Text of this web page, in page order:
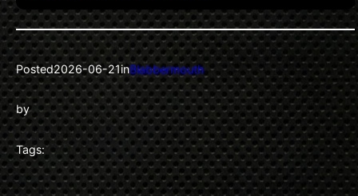
Posted2026-06-21inBlabbermouth
by
Tags: